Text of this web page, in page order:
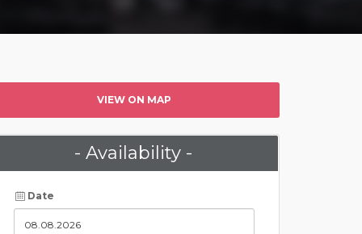
VIEW ON MAP
- Availability -
Date